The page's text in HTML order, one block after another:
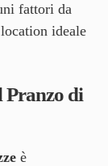
fattori da
ideale
Pranzo di
è